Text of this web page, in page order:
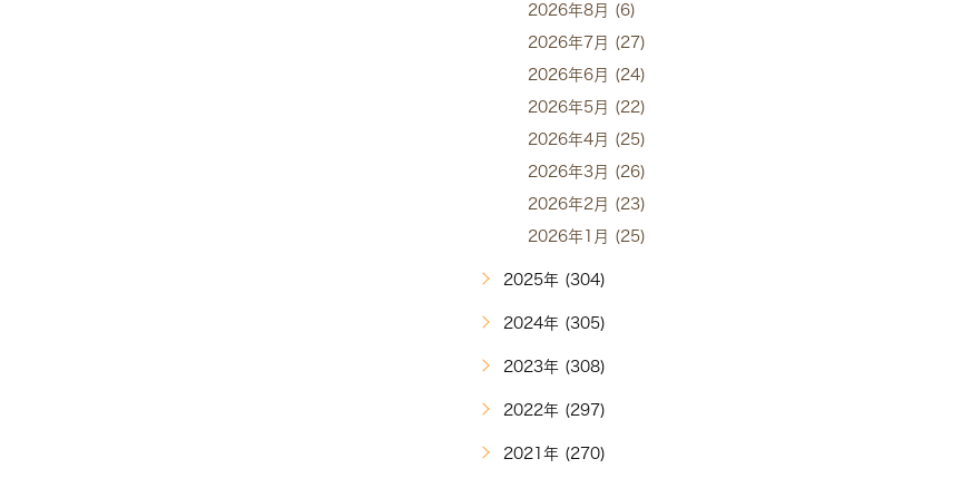
2026年8月 (6)
2026年7月 (27)
2026年6月 (24)
2026年5月 (22)
2026年4月 (25)
2026年3月 (26)
2026年2月 (23)
2026年1月 (25)
2025年 (304)
2024年 (305)
2023年 (308)
2022年 (297)
2021年 (270)